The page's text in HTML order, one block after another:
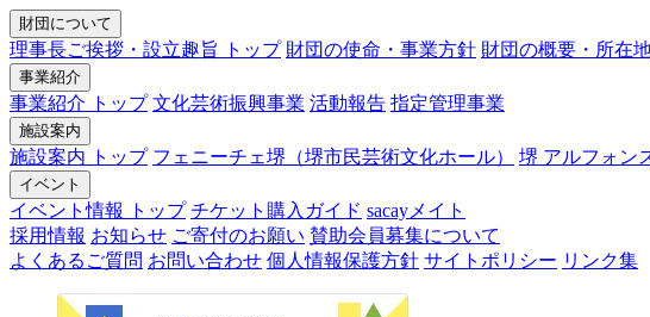
財団について
理事長ご挨拶・設立趣旨 トップ 財団の使命・事業方針 財団の概要・所在
事業紹介
事業紹介 トップ 文化芸術振興事業 活動報告 指定管理事業
施設案内
施設案内 トップ フェニーチェ堺（堺市民芸術文化ホール） 堺 アルフォン
イベント
イベント情報 トップ チケット購入ガイド sacayメイト
採用情報 お知らせ ご寄付のお願い 賛助会員募集について
よくあるご質問 お問い合わせ 個人情報保護方針 サイトポリシー リンク集